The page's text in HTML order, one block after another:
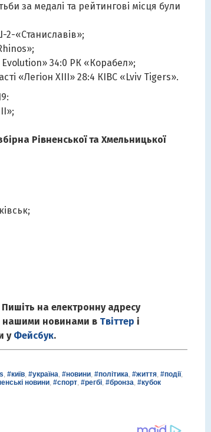
за медалі та рейтингові місця були
2-«Станиславів»;
»;
»34:0 РК «Корабел»;
«Легіон ХІІІ»28:4 КІВС «Lviv Tigers».
»;
Рівненської та Хмельницької
на електронну адресу
нашими новинами в Твіттер і
у Фейсбук.
, #київ, #україна, #новини, #політика, #життя, #події,
новини, #спорт, #регбі, #бронза, #кубок